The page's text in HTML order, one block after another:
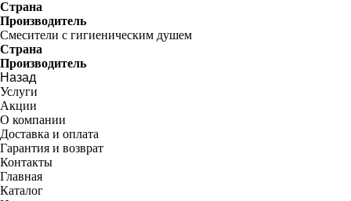
Страна
Производитель
Смесители с гигиеническим душем
Страна
Производитель
Назад
Услуги
Акции
О компании
Доставка и оплата
Гарантия и возврат
Контакты
Главная
Каталог